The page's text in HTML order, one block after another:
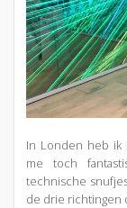
In Londen heb ik
me toch
technische
de drie richtingen